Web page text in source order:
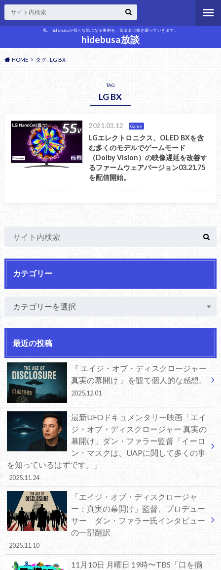
私、hidebusaが様々な気になる事柄を、気ままに書き綴っていきます。
hidebusa放談
HOME タグ : LG BX
TAG
LG BX
2021.03.12 Game
LGエレクトロニクス、OLED BXを含
む多くのモデルでゲームモード
（Dolby Vision）の映像遅延を改善す
るファームウェアバージョン03.21.75
を配信開始。
カテゴリー
最近の投稿
『 エイジ・オブ・ディスクロージャー
真実の幕開け 』を観て個人的な感想。
2025.12.01
最新UFOドキュメンタリー映画「エイ
ジ・オブ・ディスクロージャー 真実の
幕開け」ダン・ファラー監督「イーロ
ン・マスクは、UAPに関して多くの事
を知っているはずです。」
2025.11.24
「エイジ・オブ・ディスクロージャ
ー：真実の幕開け」監督、プロデュー
サー ダン・ファラー氏インタビュー
の一部翻訳
2025.11.10
11月10日 月曜日 19時〜TBS「口を揃